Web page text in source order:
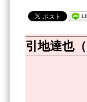
引地達也